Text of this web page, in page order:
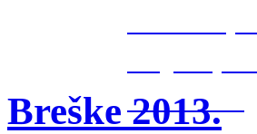
Husino 2013.
Breške 2013.